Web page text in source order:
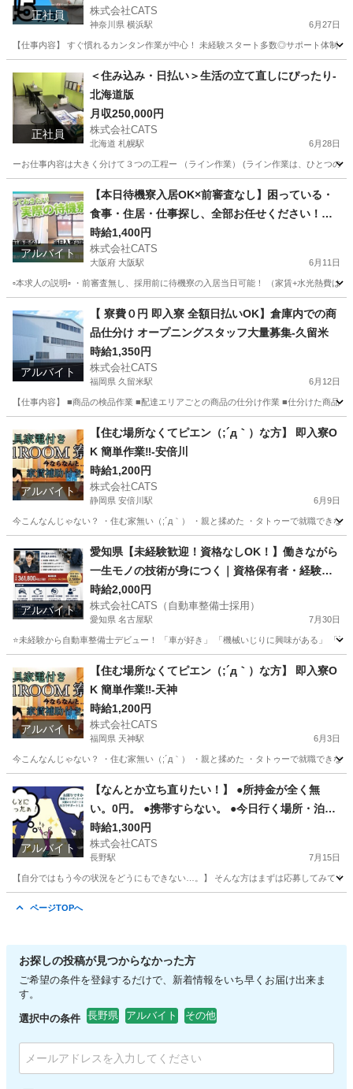
正社員 株式会社CATS
神奈川県 横浜駅 6月27日
【仕事内容】 すぐ慣れるカンタン作業が中心！ 未経験スタート多数◎サポート体制
横浜駅 工場 未経験
正社員
＜住み込み・日払い＞生活の立て直しにぴったり-
北海道版
月収250,000円
株式会社CATS
北海道 札幌駅 6月28日
ーお仕事内容は大きく分けて３つの工程ー （ライン作業） (ライン作業は、ひとつの
札幌駅 工場 住み込み
アルバイト
【本日待機寮入居OK×前審査なし】困っている・
食事・住居・仕事探し、全部お任せください！◎
完全サポート版◎軽作業-梅田
時給1,400円
株式会社CATS
大阪府 大阪駅 6月11日
▫️本求人の説明▫️ ・前審査無し、採用前に待機寮の入居当日可能！ （家賃+水光熱費は
大阪駅 仕分け 梅田
アルバイト
【 寮費０円 即入寮 全額日払いOK】倉庫内での商
品仕分け オープニングスタッフ大量募集-久留米
時給1,350円
株式会社CATS
福岡県 久留米駅 6月12日
【仕事内容】 ■商品の検品作業 ■配達エリアごとの商品の仕分け作業 ■仕分けた商品
久留米駅 仕分け オープニング
アルバイト
【住む場所なくてピエン（;´д｀）な方】 即入寮O
K 簡単作業‼-安倍川
時給1,200円
株式会社CATS
静岡県 安倍川駅 6月9日
今こんなんじゃない？ ・住む家無い（;´д｀） ・親と揉めた ・タトゥーで就職できな
安倍川駅 仕分け 住み込み
アルバイト
愛知県【未経験歓迎！資格なしOK！】働きながら
一生モノの技術が身につく｜資格保有者・経験者
は優遇◎自動車整備士◎(派遣社員雇用)
時給2,000円
株式会社CATS（自動車整備士採用）
愛知県 名古屋駅 7月30日
⭐未経験から自動車整備士デビュー！ 「車が好き」 「機械いじりに興味がある」 「
名古屋駅 その他 自動車整備士
アルバイト
【住む場所なくてピエン（;´д｀）な方】 即入寮O
K 簡単作業‼-天神
時給1,200円
株式会社CATS
福岡県 天神駅 6月3日
今こんなんじゃない？ ・住む家無い（;´д｀） ・親と揉めた ・タトゥーで就職できな
天神駅 仕分け 住み込み
アルバイト
【なんとか立ち直りたい！】 ●所持金が全く無
い。0円。 ●携帯すらない。 ●今日行く場所・泊る
ところが無い。即対応！状況次第で支援もOK！
こんな状況でも応募OK！！-長野
時給1,300円
株式会社CATS
長野駅 7月15日
【自分ではもう今の状況をどうにもできない…。】 そんな方はまずは応募してみて
ページTOPへ
お探しの投稿が見つからなかった方
ご希望の条件を登録するだけで、新着情報をいち早くお届け出来ま
す。
選択中の条件 長野県 アルバイト その他